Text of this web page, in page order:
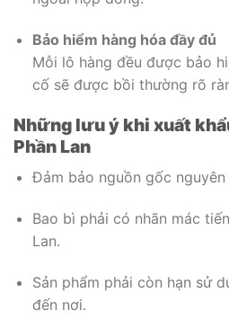
Bảo hiểm hàng hóa đầy đủ
Mỗi lô hàng đều được bảo
cố sẽ được bồi thường rõ
Những lưu ý khi xuất
Phần Lan
Đảm bảo nguồn gốc nguyên
Bao bì phải có nhãn mác
Lan.
Sản phẩm phải còn hạn sử
đến nơi.